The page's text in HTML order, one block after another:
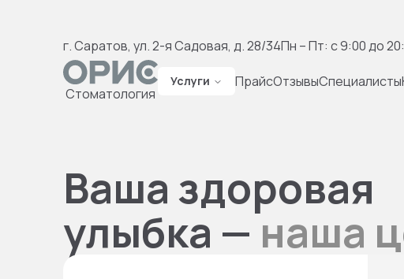
г. Саратов, ул. 2-я Садовая, д. 28/34Пн – Пт: с 9:00 до
Стоматология
Услуги ПрайсОтзывыСпециалисты
Ваша здоровая
улыбка —наша